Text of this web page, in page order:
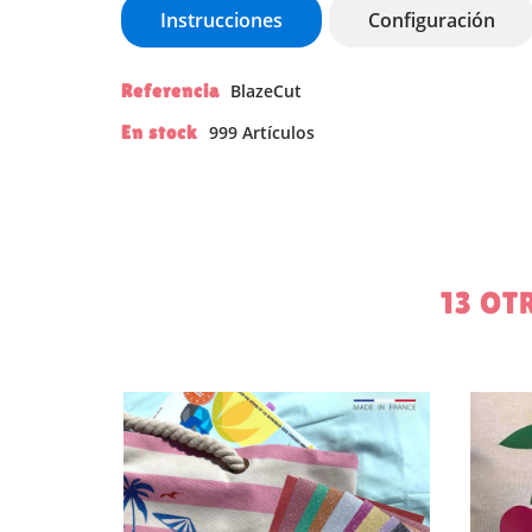
Instrucciones Configuración
Referencia BlazeCut
En stock 999 Artículos
13